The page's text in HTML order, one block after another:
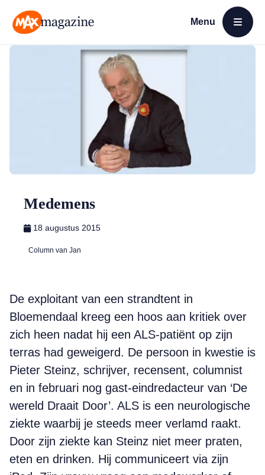
Menu
Open menu
Medemens
18 augustus 2015
Column van Jan
De exploitant van een strandtent in
Bloemendaal kreeg een hoos aan kritiek over
zich heen nadat hij een ALS-patiënt op zijn
terras had geweigerd. De persoon in kwestie is
Pieter Steinz, schrijver, recensent, columnist
en in februari nog gast-eindredacteur van ‘De
wereld Draait Door’. ALS is een neurologische
ziekte waarbij je steeds meer verlamd raakt.
Door zijn ziekte kan Steinz niet meer praten,
eten en drinken. Hij communiceert via zijn